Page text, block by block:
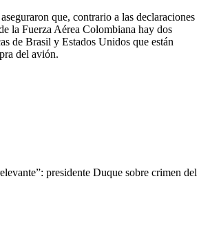
que, contrario a las declaraciones
la Fuerza Aérea Colombiana hay dos
de Brasil y Estados Unidos que están
del avión.
presidente Duque sobre crimen del